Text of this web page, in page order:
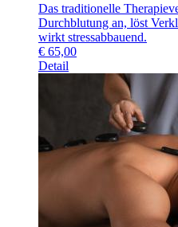
Das traditionelle
Durchblutung an, löst
wirkt stressabbauend.
€ 65,00
Detail